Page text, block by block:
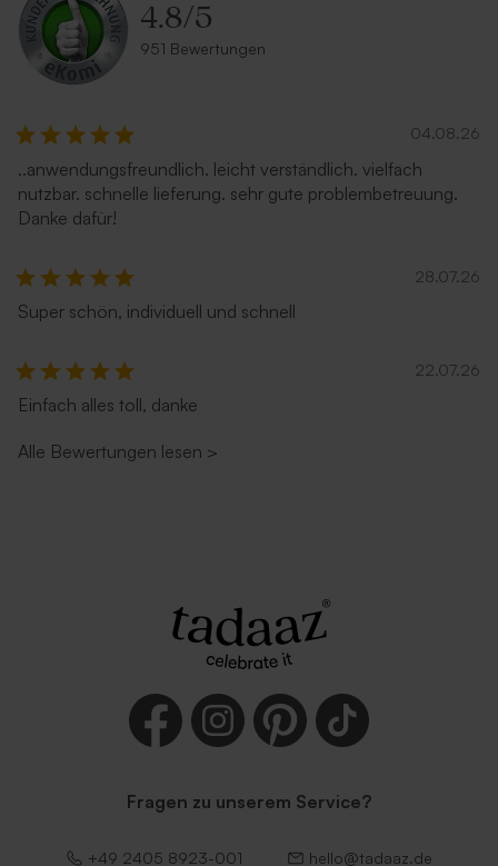
4.8/5
951 Bewertungen
04.08.26
..anwendungsfreundlich. leicht verständlich. vielfach
nutzbar. schnelle lieferung. sehr gute problembetreuung.
Danke dafür!
28.07.26
Super schön, individuell und schnell
22.07.26
Einfach alles toll, danke
Alle Bewertungen lesen >
Fragen zu unserem Service?
+49 2405 8923-001 hello@tadaaz.de